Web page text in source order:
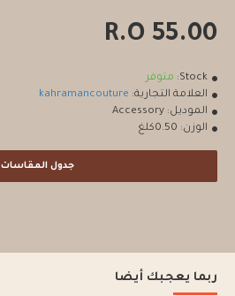
Stock:
متوفر
العلامة التجارية: kahramancouture
الموديل: Accessory
الوزن: 0.50كلغ
55.00 R.O
جدول المقاسات
ربما يعجبك أيضا